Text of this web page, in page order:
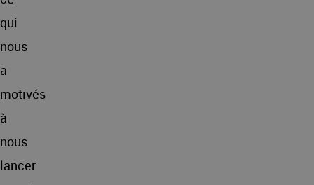
qui
nous
a
motivés
à
nous
lancer